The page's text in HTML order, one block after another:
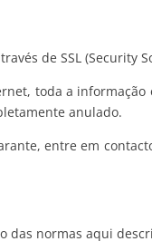
de SSL (Security
toda a
anulado.
entre em
das normas aqui